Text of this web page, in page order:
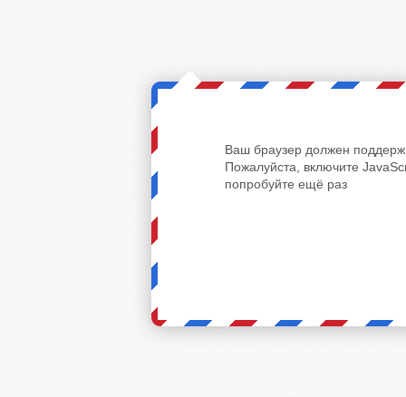
Ваш браузер должен
Пожалуйста, включите
попробуйте ещё раз